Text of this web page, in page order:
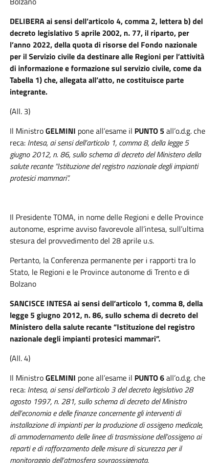
DELIBERA ai sensi dell’articolo 4, comma 2, lettera b) del
decreto legislativo 5 aprile 2002, n. 77, il riparto, per
l’anno 2022, della quota di risorse del Fondo nazionale
per il Servizio civile da destinare alle Regioni per l’attività
di informazione e formazione sul servizio civile, come da
Tabella 1) che, allegata all’atto, ne costituisce parte
integrante.
(All. 3)
Il MinistroGELMINI pone all’esame il PUNTO 5all’o.d.g. che
reca: Intesa, ai sensi dell’articolo 1, comma 8, della legge 5
giugno 2012, n. 86, sullo schema di decreto del Ministero della
salute recante “Istituzione del registro nazionale degli impianti
protesici mammari”.
Il Presidente TOMA, in nome delle Regioni e delle Province
autonome, esprime avviso favorevole all’intesa, sull’ultima
stesura del provvedimento del 28 aprile u.s.
Pertanto, la Conferenza permanente per i rapporti tra lo
Stato, le Regioni e le Province autonome di Trento e di
Bolzano
SANCISCE INTESA ai sensi dell’articolo 1, comma 8, della
legge 5 giugno 2012, n. 86, sullo schema di decreto del
Ministero della salute recante “Istituzione del registro
nazionale degli impianti protesici mammari”.
(All. 4)
Il MinistroGELMINI pone all’esame il PUNTO 6all’o.d.g. che
reca: Intesa, ai sensi dell’articolo 3 del decreto legislativo 28
agosto 1997, n. 281, sullo schema di decreto del Ministro
dell’economia e delle finanze concernente gli interventi di
installazione di impianti per la produzione di ossigeno medicale,
di ammodernamento delle linee di trasmissione dell’ossigeno ai
reparti e di rafforzamento delle misure di sicurezza per il
monitoraggio dell’atmosfera sovraossigenata.